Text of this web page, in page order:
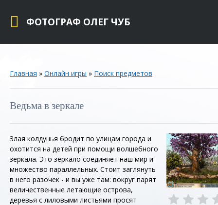
ФОТОГРАФ ОЛЕГ ЧУБ
Главная » Онлайн игры » Поиск предметов
Ведьма в зеркале
Злая колдунья бродит по улицам города и
охотится на детей при помощи волшебного
зеркала. Это зеркало соединяет наш мир и
множество параллельных. Стоит заглянуть
в него разочек - и вы уже там: вокруг парят
величественные летающие острова,
деревья с лиловыми листьями просят